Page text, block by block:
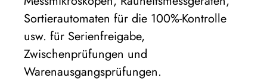
Sortierautomaten für die 100%-Kontrolle
usw. für Serienfreigabe,
Zwischenprüfungen und
Warenausgangsprüfungen.